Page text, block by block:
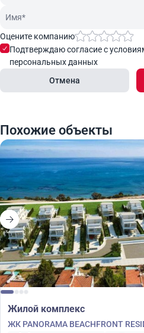
Оцените компанию
Подтверждаю согласие с
персональных данных
Отмена
Похожие объекты
Жилой комплекс
ЖК PANORAMA BEACHFRONT